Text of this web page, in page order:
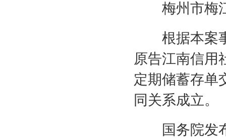
梅州市梅江
根据本案事
原告江南信用
定期储蓄存单
同关系成立。
国务院发布